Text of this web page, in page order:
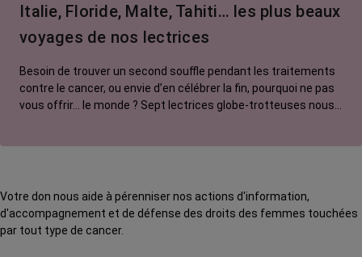
Italie, Floride, Malte, Tahiti… les plus beaux
voyages de nos lectrices
Besoin de trouver un second souffle pendant les traitements
contre le cancer, ou envie d’en célébrer la fin, pourquoi ne pas
vous offrir… le monde ? Sept lectrices globe-trotteuses nous
Votre don nous aide à pérenniser nos actions d'information,
d'accompagnement et de défense des droits des femmes touchées
par tout type de cancer.